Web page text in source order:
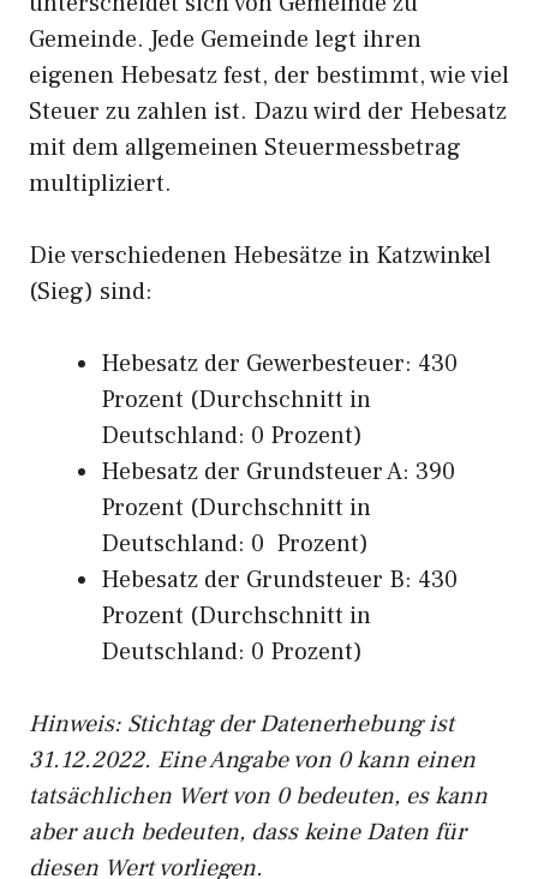
Gemeinde. Jede Gemeinde legt ihren
eigenen Hebesatz fest, der bestimmt, wie viel
Steuer zu zahlen ist. Dazu wird der Hebesatz
mit dem allgemeinen Steuermessbetrag
multipliziert.
Die verschiedenen Hebesätze in Katzwinkel
(Sieg) sind:
Hebesatz der Gewerbesteuer: 430
Prozent (Durchschnitt in
Deutschland: 0 Prozent)
Hebesatz der Grundsteuer A: 390
Prozent (Durchschnitt in
Deutschland: 0 Prozent)
Hebesatz der Grundsteuer B: 430
Prozent (Durchschnitt in
Deutschland: 0 Prozent)
Hinweis: Stichtag der Datenerhebung ist
31.12.2022. Eine Angabe von 0 kann einen
tatsächlichen Wert von 0 bedeuten, es kann
aber auch bedeuten, dass keine Daten für
diesen Wert vorliegen.